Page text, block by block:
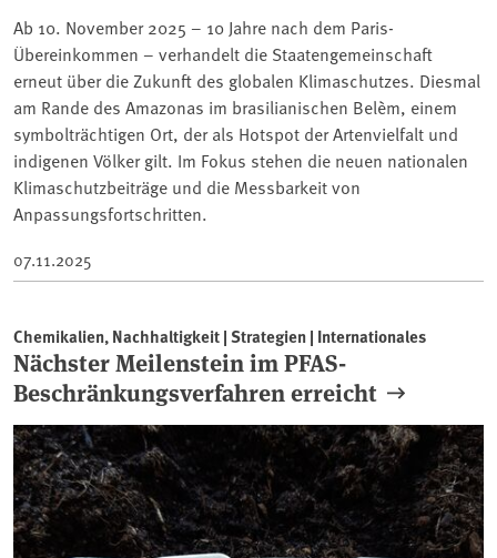
Ab 10. November 2025 – 10 Jahre nach dem Paris-
Übereinkommen – verhandelt die Staatengemeinschaft
erneut über die Zukunft des globalen Klimaschutzes. Diesmal
am Rande des Amazonas im brasilianischen Belèm, einem
symbolträchtigen Ort, der als Hotspot der Artenvielfalt und
indigenen Völker gilt. Im Fokus stehen die neuen nationalen
Klimaschutzbeiträge und die Messbarkeit von
Anpassungsfortschritten.
07.11.2025
Chemikalien, Nachhaltigkeit | Strategien | Internationales
Nächster Meilenstein im PFAS-
Beschränkungsverfahren erreicht